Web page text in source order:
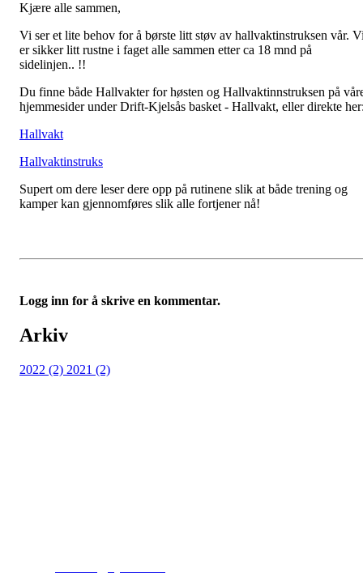
Kjære alle sammen,
Vi ser et lite behov for å børste litt støv av hallvaktinstruksen vår.
er sikker litt rustne i faget alle sammen etter ca 18 mnd på
sidelinjen.. !!
Du finne både Hallvakter for høsten og Hallvaktinnstruksen på
hjemmesider under Drift-Kjelsås basket - Hallvakt, eller direkte
Hallvakt
Hallvaktinstruks
Supert om dere leser dere opp på rutinene slik at både trening og
kamper kan gjennomføres slik alle fortjener nå!
Logg inn for å skrive en kommentar.
Arkiv
2022 (2) 2021 (2)